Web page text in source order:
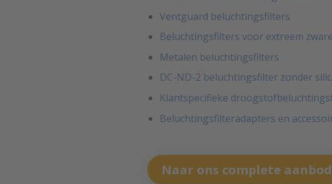
Ventguard beluchtingsfilters
Beluchtingsfilters voor extreem
Metalen beluchtingsfilters
DC-ND-2 beluchtingsfilter zonder
Klantspecifieke
Beluchtingsfilteradapters en
Naar ons complete